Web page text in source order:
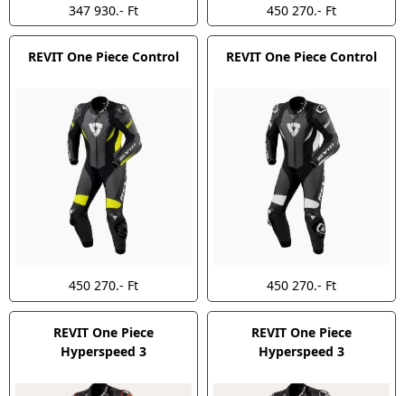
347 930.- Ft 450 270.- Ft
REVIT One Piece Control
450 270.- Ft
REVIT One Piece Control
450 270.- Ft
REVIT One Piece
Hyperspeed 3
REVIT One Piece
Hyperspeed 3